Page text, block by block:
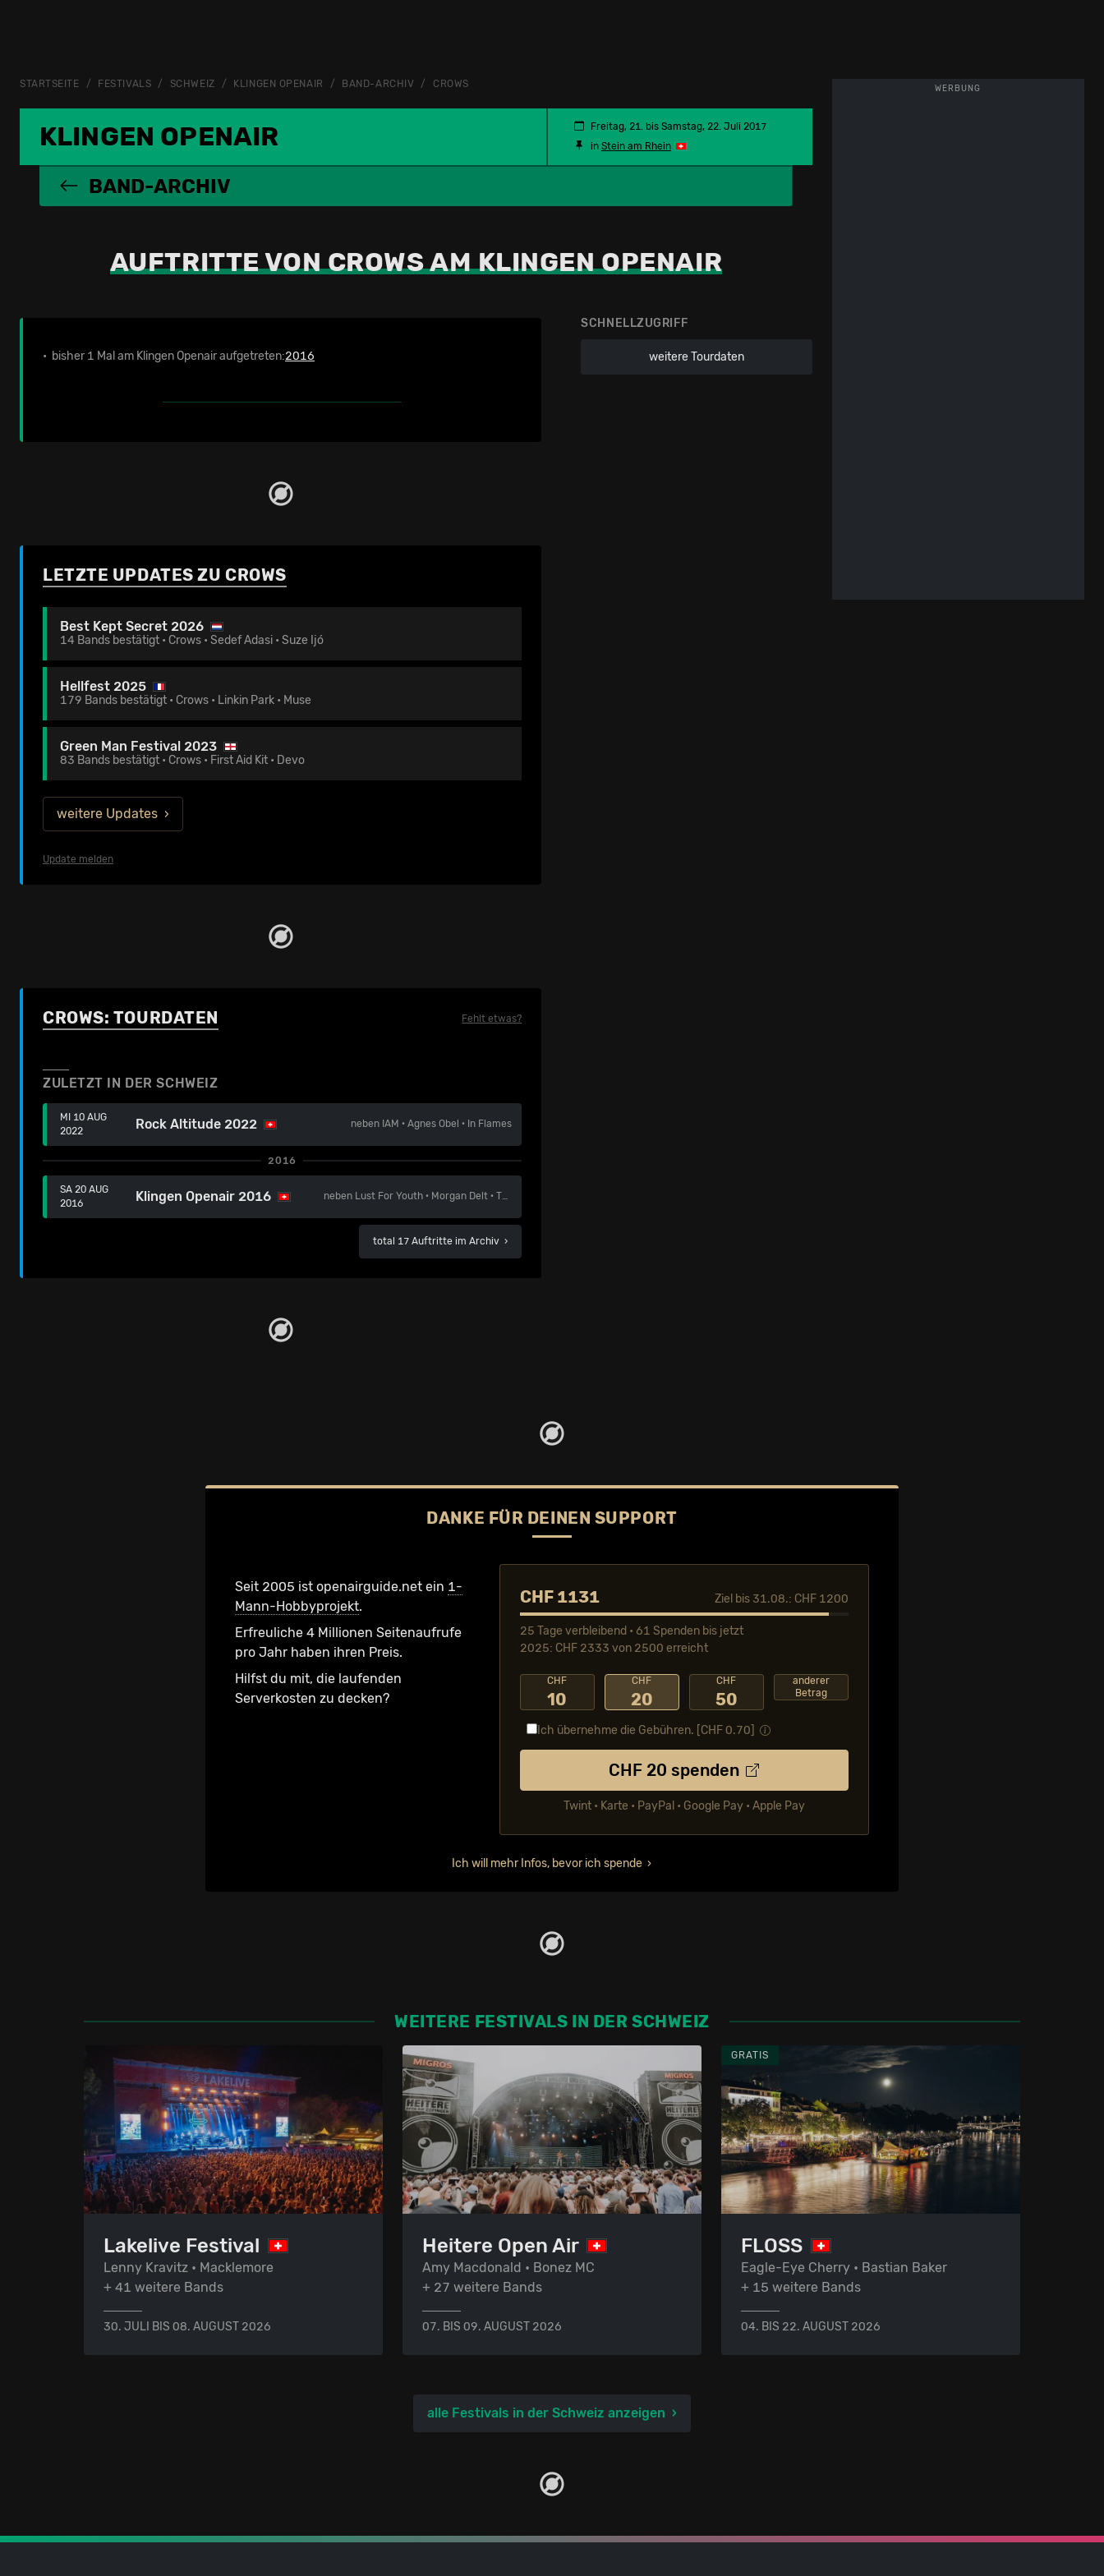
WERBUNG
STARTSEITE FESTIVALS SCHWEIZ KLINGEN OPENAIR BAND-ARCHIV CROWS
KLINGEN OPENAIR
Freitag, 21. bis Samstag, 22. Juli 2017
in Stein am Rhein
BAND-ARCHIV
AUFTRITTE VON CROWS AM KLINGEN OPENAIR
SCHNELLZUGRIFF
weitere Tourdaten
• bisher 1 Mal am Klingen Openair aufgetreten:2016
LETZTE UPDATES ZU CROWS
Best Kept Secret 2026
14 Bands bestätigt • Crows • Sedef Adasi • Suze Ijó
Hellfest 2025
179 Bands bestätigt • Crows • Linkin Park • Muse
Green Man Festival 2023
83 Bands bestätigt • Crows • First Aid Kit • Devo
weitere Updates
Update melden
CROWS: TOURDATEN Fehlt etwas?
ZULETZT IN DER SCHWEIZ
MI 10 AUG
2022
Rock Altitude 2022 neben IAM ·Agnes Obel · In Flames
2016
SA 20 AUG
2016
Klingen Openair 2016 neben Lust For Youth · Morgan Delt ·The Oscillation
total 17 Auftritte im Archiv ›
DANKE FÜR DEINEN SUPPORT
Seit 2005 ist openairguide.net ein 1-
Mann-Hobbyprojekt.
Erfreuliche 4 Millionen Seiten­aufrufe
pro Jahr haben ihren Preis.
Hilfst du mit, die laufenden
Serverkosten zu decken?
CHF 1131 Ziel bis 31.08.: CHF 1200
25 Tage verbleibend • 61 Spenden bis jetzt
2025: CHF 2333 von 2500 erreicht
CHF
10
CHF
20
CHF
50
anderer
Betrag
Ich übernehme die Gebühren. [CHF0.70
CHF 20 spenden
Twint • Karte • PayPal • Google Pay • Apple Pay
Ich will mehr Infos, bevor ich spende
WEITERE FESTIVALS IN DER SCHWEIZ
Lakelive Festival
Lenny Kravitz • Macklemore
+ 41 weitere Bands
30. JULI BIS 08. AUGUST 2026
Heitere Open Air
Amy Macdonald • Bonez MC
+ 27 weitere Bands
07. BIS 09. AUGUST 2026
GRATIS
FLOSS
Eagle-Eye Cherry • Bastian Baker
+ 15 weitere Bands
04. BIS 22. AUGUST 2026
alle Festivals in der Schweiz anzeigen